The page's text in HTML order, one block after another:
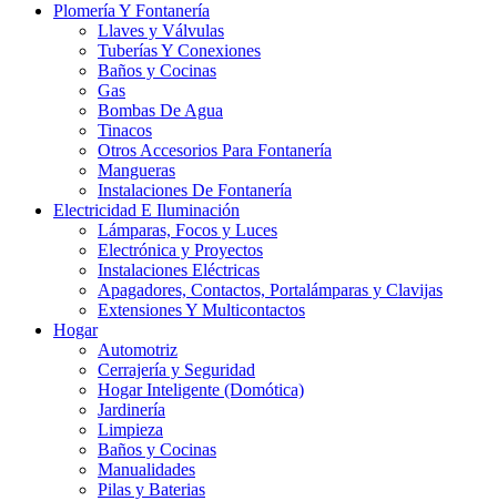
Plomería Y Fontanería
Llaves y Válvulas
Tuberías Y Conexiones
Baños y Cocinas
Gas
Bombas De Agua
Tinacos
Otros Accesorios Para Fontanería
Mangueras
Instalaciones De Fontanería
Electricidad E Iluminación
Lámparas, Focos y Luces
Electrónica y Proyectos
Instalaciones Eléctricas
Apagadores, Contactos, Portalámparas y Clavijas
Extensiones Y Multicontactos
Hogar
Automotriz
Cerrajería y Seguridad
Hogar Inteligente (Domótica)
Jardinería
Limpieza
Baños y Cocinas
Manualidades
Pilas y Baterias